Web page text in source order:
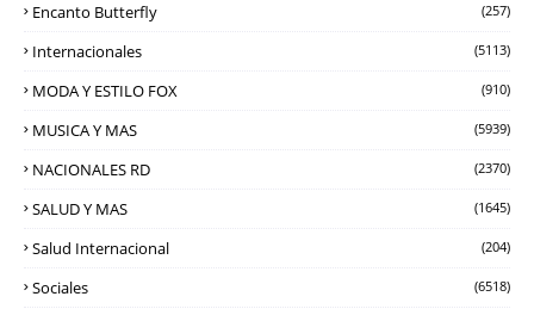
Encanto Butterfly (257)
Internacionales (5113)
MODA Y ESTILO FOX (910)
MUSICA Y MAS (5939)
NACIONALES RD (2370)
SALUD Y MAS (1645)
Salud Internacional (204)
Sociales (6518)